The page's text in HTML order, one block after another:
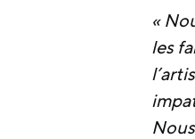
«
les